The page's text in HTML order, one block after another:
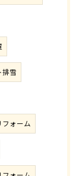
排雪
フォーム